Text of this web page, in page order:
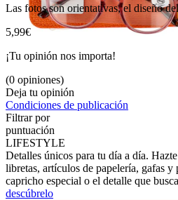
Las fotos son orientativas, el diseño
5,99€
¡Tu opinión nos importa!
(0 opiniones)
Deja tu opinión
Condiciones de publicación
Filtrar por
puntuación
LIFESTYLE
Detalles únicos para tu día a día.
libretas, artículos de papelería, gafas y
capricho especial o el detalle que
descúbrelo